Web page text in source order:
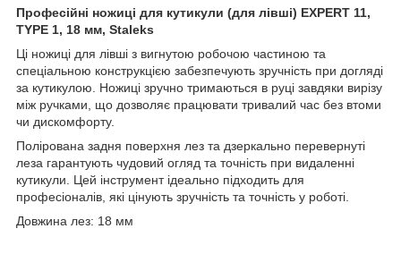
Професійні ножиці для кутикули (для лівші) EXPERT 11,
TYPE 1, 18 мм, Staleks
Ці ножиці для лівші з вигнутою робочою частиною та
спеціальною конструкцією забезпечують зручність при догляді
за кутикулою. Ножиці зручно тримаються в руці завдяки вирізу
між ручками, що дозволяє працювати тривалий час без втоми
чи дискомфорту.
Полірована задня поверхня лез та дзеркально перевернуті
леза гарантують чудовий огляд та точність при видаленні
кутикули. Цей інструмент ідеально підходить для
професіоналів, які цінують зручність та точність у роботі.
Довжина лез: 18 мм